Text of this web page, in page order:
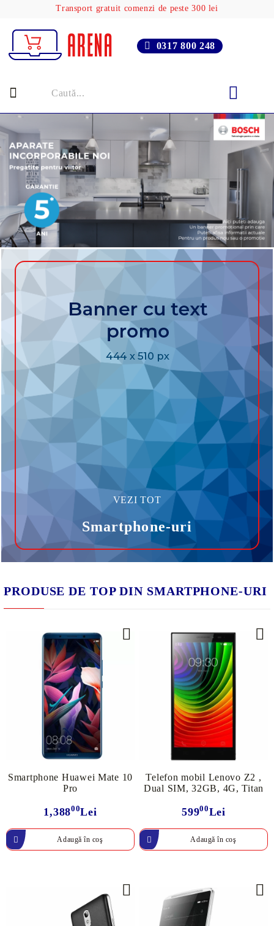
Transport gratuit comenzi de peste 300 lei
0317 800 248
Smartphone-uri
VEZI TOT
PRODUSE DE TOP DIN SMARTPHONE-URI
Smartphone Huawei Mate 10
Pro
1,38800Lei
Telefon mobil Lenovo Z2 ,
Dual SIM, 32GB, 4G, Titan
59900Lei